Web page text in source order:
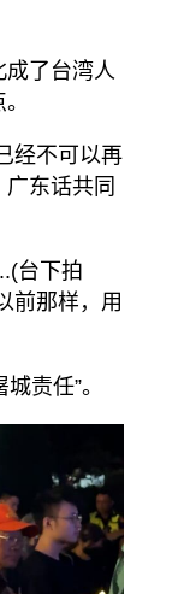
成了台湾人
经不可以再
东话共同
台下拍
前那样，用
责任”。